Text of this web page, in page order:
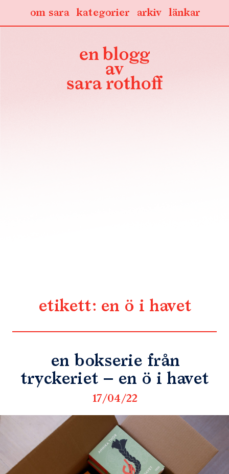
länkar
arkiv
kategorier
om sara
etikett: en ö i havet
en bokserie från
tryckeriet – en ö i havet
17/04/22